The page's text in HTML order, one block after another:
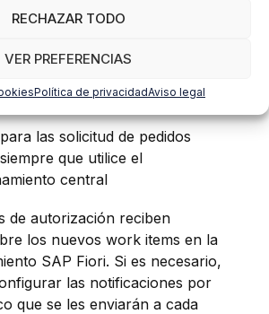
RECHAZAR TODO
VER PREFERENCIAS
Política de privacidadAviso legal
estas opciones, están disponibles
las solicitud de pedidos
que utilice el
central
de autorización reciben
los nuevos work items en la
SAP Fiori. Si es necesario,
las notificaciones por
que se les enviarán a cada